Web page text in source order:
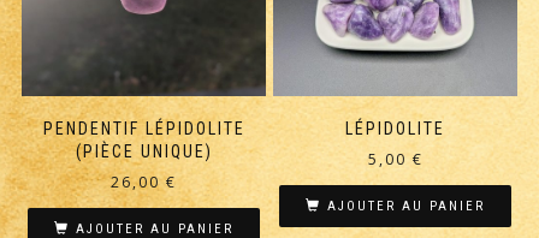
PENDENTIF LÉPIDOLITE
(PIÈCE UNIQUE)
26,00€
AJOUTER AU PANIER
LÉPIDOLITE
5,00€
AJOUTER AU PANIER